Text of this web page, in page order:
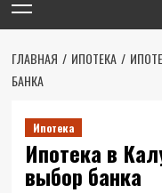
меню
ГЛАВНАЯ ИПОТЕКА
БАНКА
Ипотека
Ипотека в
выбор банка